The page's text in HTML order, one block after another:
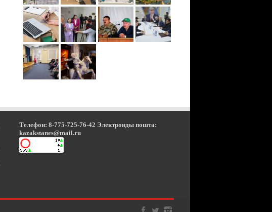
Телефон: 8-775-725-76-42 Электронды пошта:
kazakstanes@mail.ru